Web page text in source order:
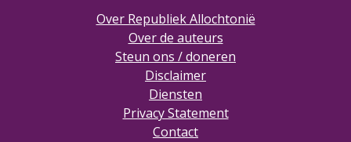
Over Republiek Allochtonië
Over de auteurs
Steun ons / doneren
Disclaimer
Diensten
Privacy Statement
Contact